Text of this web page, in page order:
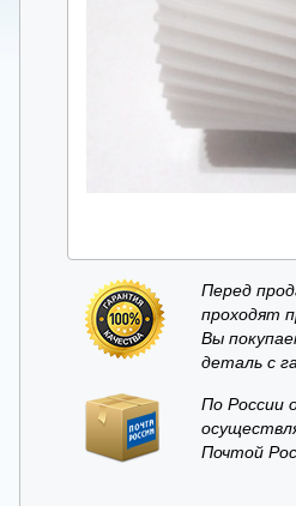
Перед
проходят
Вы
деталь с
По России
Почтой